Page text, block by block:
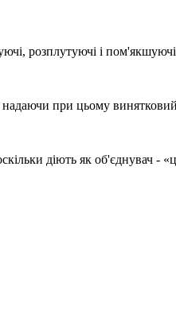
розплутуючі і пом'якшуючі
при цьому
діють як об'єднувач -